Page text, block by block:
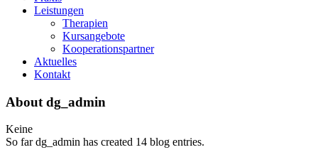
Leistungen
Therapien
Kursangebote
Kooperationspartner
Aktuelles
Kontakt
About dg_admin
Keine
So far dg_admin has created 14 blog entries.